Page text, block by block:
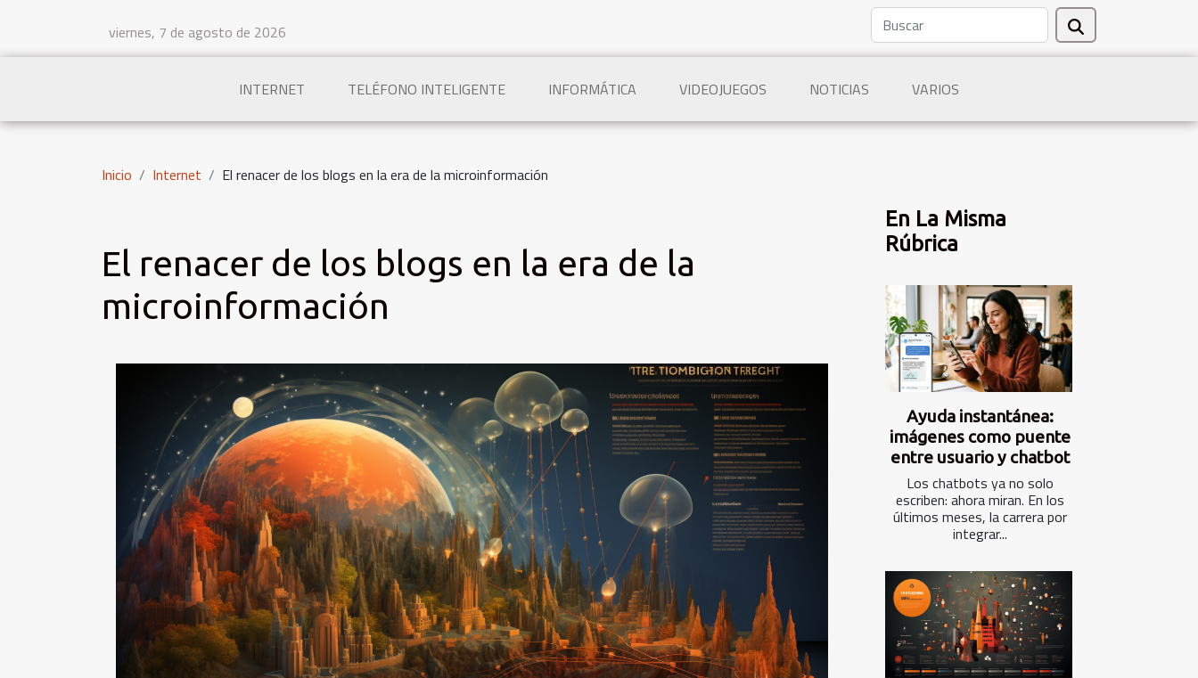
viernes, 7 de agosto de 2026
INTERNET TELÉFONO INTELIGENTE INFORMÁTICA VIDEOJUEGOS NOTICIAS VARIOS
Inicio Internet El renacer de los blogs en la era de la microinformación
El renacer de los blogs en la era de la
microinformación
En La Misma
Rúbrica
Ayuda instantánea:
imágenes como puente
entre usuario y chatbot
Los chatbots ya no solo
escriben: ahora miran. En los
últimos meses, la carrera por
integrar...